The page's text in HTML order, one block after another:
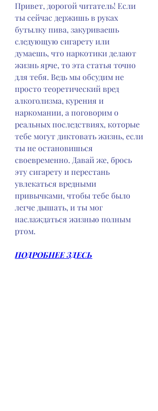
Привет, дорогой читатель! Если
ты сейчас держишь в руках
бутылку пива, закуриваешь
следующую сигарету или
думаешь, что наркотики делают
жизнь ярче, то эта статья точно
для тебя. Ведь мы обсудим не
просто теоретический вред
алкоголизма, курения и
наркомании, а поговорим о
реальных последствиях, которые
тебе могут диктовать жизнь, если
ты не остановишься
своевременно. Давай же, брось
эту сигарету и перестань
увлекаться вредными
привычками, чтобы тебе было
легче дышать, и ты мог
наслаждаться жизнью полным
ртом.
ПОДРОБНЕЕ ЗДЕСЬ